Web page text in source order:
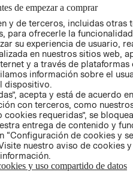
CONDICIONES
AVISO DE
PRIVACIDAD
GIFT CARD
AVISO DE
COOKIES
de empezar a comprar
y de terceros, incluidas otras
para ofrecerle la
su experiencia de usuario,
en nuestros sitios web,
y a través de plataformas
información sobre el
dispositivo.
acepta y está de acuerdo
con terceros, como
requeridas”, se
entrega de contenido y
“Configuración de cookies y
nuestro aviso de cookies
y uso compartido de datos